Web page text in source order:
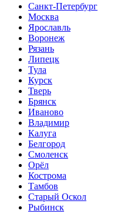
Санкт-Петербург
Москва
Ярославль
Воронеж
Рязань
Липецк
Тула
Курск
Тверь
Брянск
Иваново
Владимир
Калуга
Белгород
Смоленск
Орёл
Кострома
Тамбов
Старый Оскол
Рыбинск